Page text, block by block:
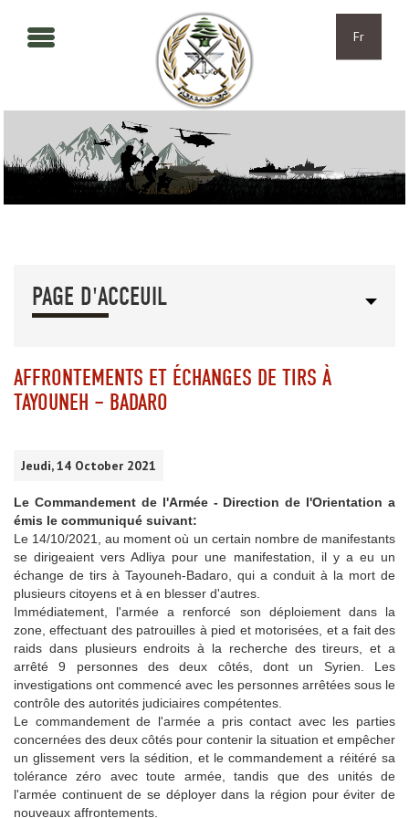
Fr
PAGE D'ACCEUIL
AFFRONTEMENTS ET ÉCHANGES DE TIRS À
TAYOUNEH – BADARO
Jeudi, 14 October 2021
Le Commandement de l'Armée - Direction de l'Orientation a
émis le communiqué suivant:
Le 14/10/2021, au moment où un certain nombre de manifestants
se dirigeaient vers Adliya pour une manifestation, il y a eu un
échange de tirs à Tayouneh-Badaro, qui a conduit à la mort de
plusieurs citoyens et à en blesser d'autres.
Immédiatement, l'armée a renforcé son déploiement dans la
zone, effectuant des patrouilles à pied et motorisées, et a fait des
raids dans plusieurs endroits à la recherche des tireurs, et a
arrêté 9 personnes des deux côtés, dont un Syrien. Les
investigations ont commencé avec les personnes arrêtées sous le
contrôle des autorités judiciaires compétentes.
Le commandement de l'armée a pris contact avec les parties
concernées des deux côtés pour contenir la situation et empêcher
un glissement vers la sédition, et le commandement a réitéré sa
tolérance zéro avec toute armée, tandis que des unités de
l'armée continuent de se déployer dans la région pour éviter de
nouveaux affrontements.